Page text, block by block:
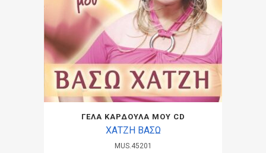
ΓΕΛΑ ΚΑΡΔΟΥΛΑ ΜΟΥ CD
ΧΑΤΖΗ ΒΑΣΩ
MUS.45201